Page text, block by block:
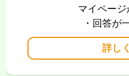
マイペー
・回答が
詳し